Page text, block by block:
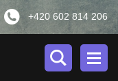
+420 602 814 206